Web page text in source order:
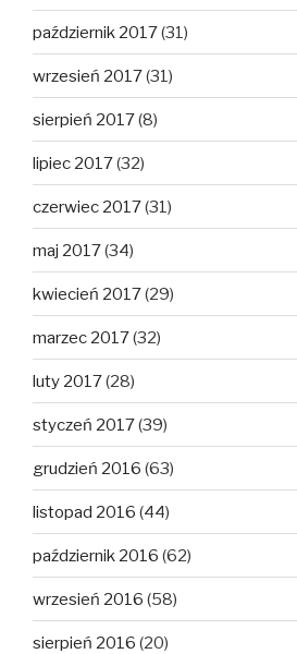
październik 2017(31)
wrzesień 2017(31)
sierpień 2017(8)
lipiec 2017(32)
czerwiec 2017(31)
maj 2017(34)
kwiecień 2017(29)
marzec 2017(32)
luty 2017(28)
styczeń 2017(39)
grudzień 2016 (63)
listopad 2016 (44)
październik 2016 (62)
wrzesień 2016 (58)
sierpień 2016 (20)